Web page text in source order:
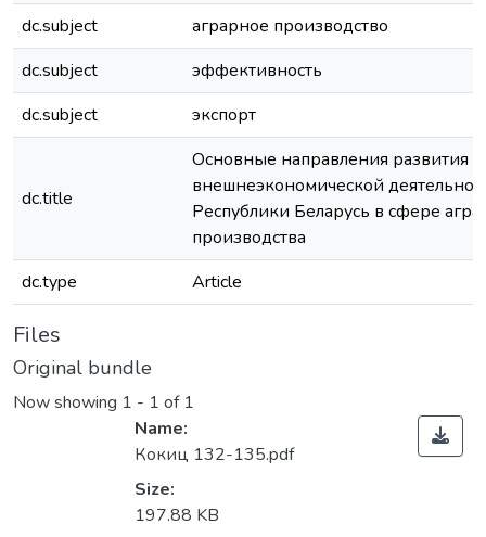
dc.subject
аграрное производство
dc.subject
эффективность
dc.subject
экспорт
dc.title
Основные направления развития
внешнеэкономической
Республики Беларусь в сфере
производства
dc.type
Article
Files
Original bundle
Now showing 1 - 1 of 1
Name:
Кокиц 132-135.pdf
Size:
197.88 KB